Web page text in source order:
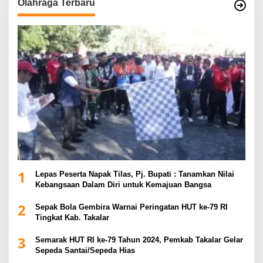
Olahraga Terbaru
1
Lepas Peserta Napak Tilas, Pj. Bupati : Tanamkan Nilai
Kebangsaan Dalam Diri untuk Kemajuan Bangsa
2
Sepak Bola Gembira Warnai Peringatan HUT ke-79 RI
Tingkat Kab. Takalar
3
Semarak HUT RI ke-79 Tahun 2024, Pemkab Takalar Gelar
Sepeda Santai/Sepeda Hias